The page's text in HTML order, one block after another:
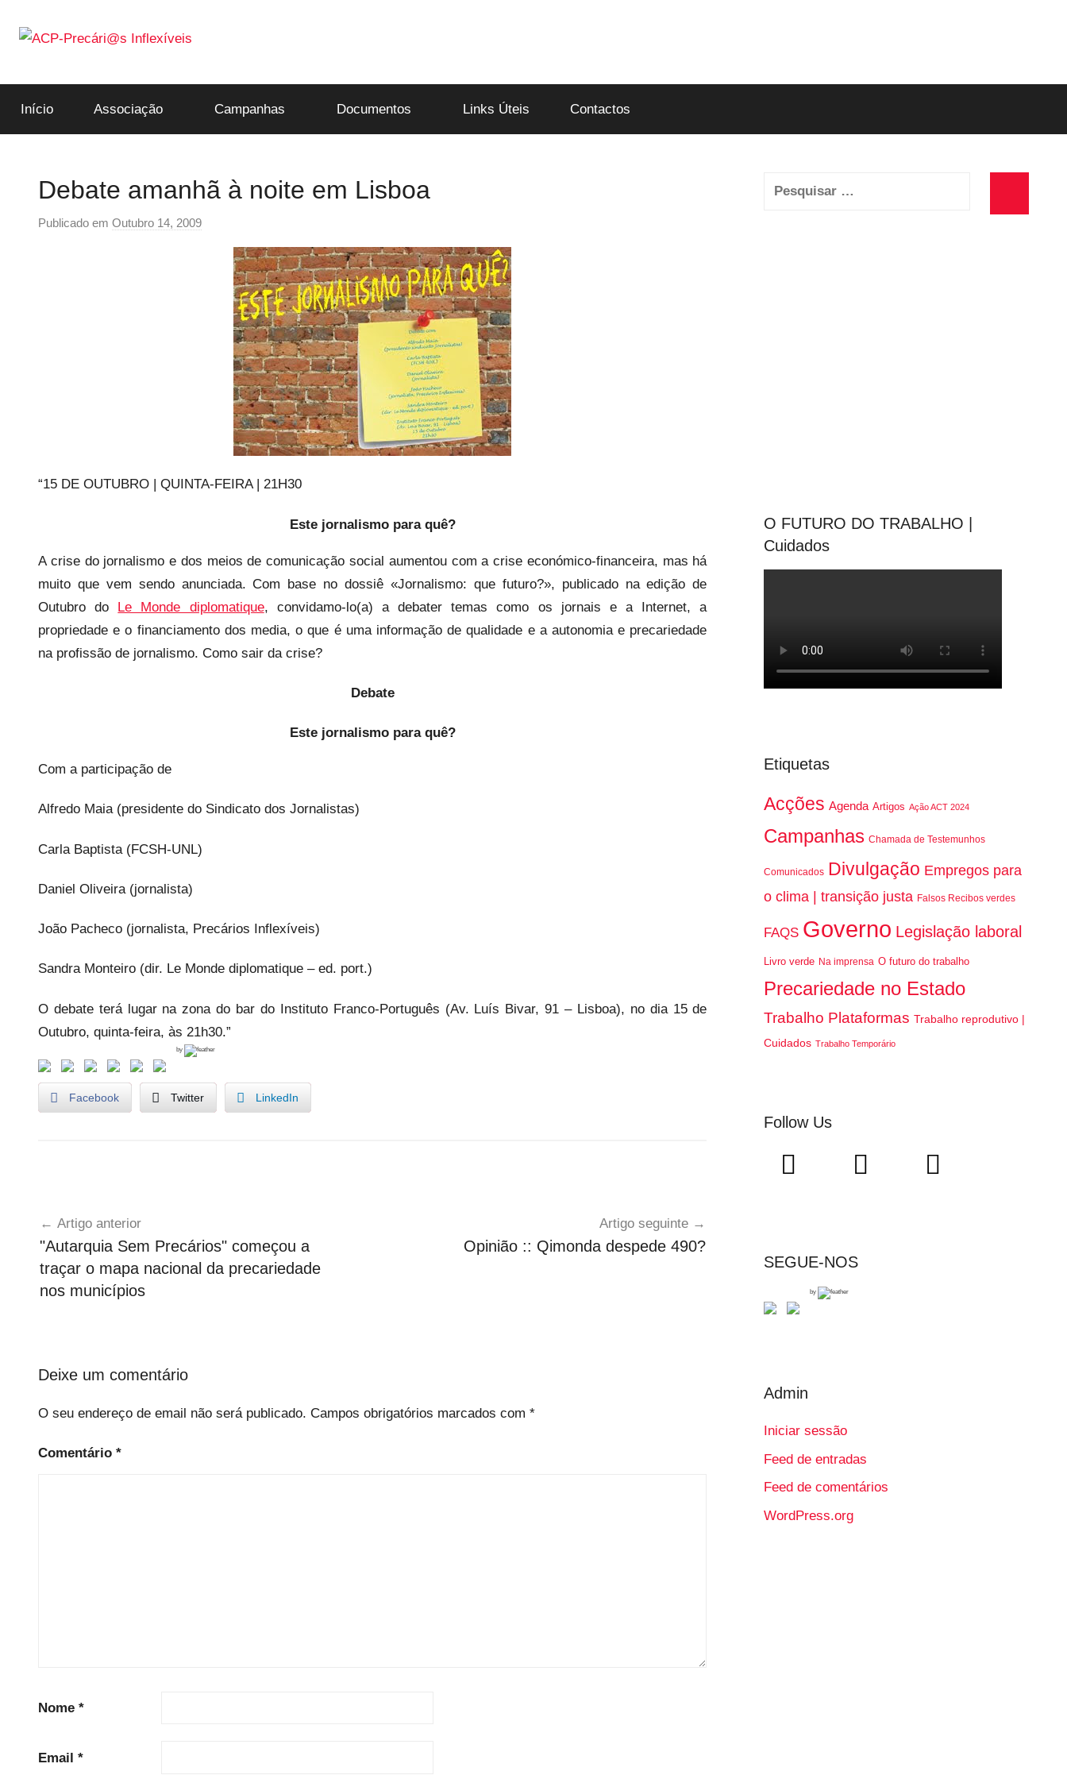
para
ACP-
Precári@s
Início Associação Campanhas Documentos Links Úteis Contactos
Debate amanhã à noite em Lisboa
Publicado em Outubro 14, 2009
n
v
e
i
“15 DE OUTUBRO | QUINTA-FEIRA | 21H30
Este jornalismo para quê?
A crise do jornalismo e dos meios de comunicação social aumentou com a crise económico-financeira, mas há
muito que vem sendo anunciada. Com base no dossiê «Jornalismo: que futuro?», publicado na edição de
Outubro do Le Monde diplomatique, convidamo-lo(a) a debater temas como os jornais e a Internet, a
propriedade e o financiamento dos media, o que é uma informação de qualidade e a autonomia e precariedade
na profissão de jornalismo. Como sair da crise?
Debate
Este jornalismo para quê?
Com a participação de
Alfredo Maia (presidente do Sindicato dos Jornalistas)
Carla Baptista (FCSH-UNL)
Daniel Oliveira (jornalista)
João Pacheco (jornalista, Precários Inflexíveis)
Sandra Monteiro (dir. Le Monde diplomatique – ed. port.)
O debate terá lugar na zona do bar do Instituto Franco-Português (Av. Luís Bivar, 91 – Lisboa), no dia 15 de
Outubro, quinta-feira, às 21h30.”
by
Facebook Twitter LinkedIn
e
n
d
a
artigos
Artigo anterior
"Autarquia Sem Precários" começou a
traçar o mapa nacional da precariedade
nos municípios
Artigo seguinte
Opinião :: Qimonda despede 490?
Deixe um comentário
O seu endereço de email não será publicado. Campos obrigatórios marcados com *
Comentário *
Nome *
Email *
Pesquisar
O FUTURO DO TRABALHO |
Cuidados
Etiquetas
Acções Agenda Artigos Ação ACT 2024
Campanhas Chamada de Testemunhos
Comunicados Divulgação Empregos para
o clima | transição justa Falsos Recibos verdes
FAQS Governo Legislação laboral
Livro verde Na imprensa O futuro do trabalho
Precariedade no Estado
Trabalho Plataformas Trabalho reprodutivo |
Cuidados Trabalho Temporário
Follow Us
SEGUE-NOS
by
Admin
Iniciar sessão
Feed de entradas
Feed de comentários
WordPress.org